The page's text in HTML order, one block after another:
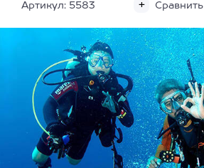
Артикул: 5583 Сравнить